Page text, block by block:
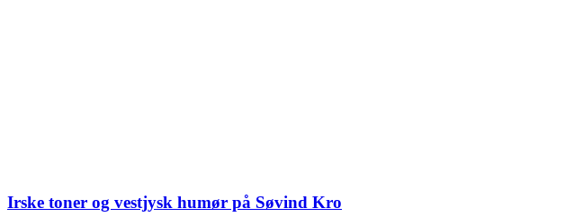
Irske toner og vestjysk humør på Søvind Kro